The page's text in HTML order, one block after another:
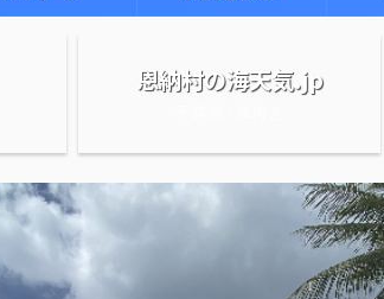
恩納村の海天気.jp